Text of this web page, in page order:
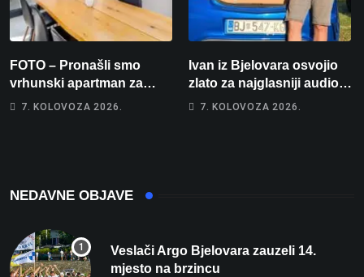
FOTO – Pronašli smo
vrhunski apartman za
odmor: Pogled na more, tri
7. KOLOVOZA 2026.
Ivan iz Bjelovara osvojio
zlato za najglasniji audio
sustav i srušio osobni
7. KOLOVOZA 2026.
NEDAVNE OBJAVE
Veslači Argo Bjelovara zauzeli 14.
mjesto na brzincu